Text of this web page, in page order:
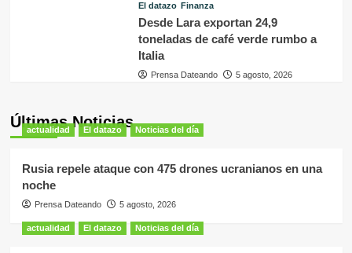
El datazo Finanza
Desde Lara exportan 24,9
toneladas de café verde rumbo a
Italia
Prensa Dateando 5 agosto, 2026
Últimas Noticias
actualidad El datazo Noticias del día
Rusia repele ataque con 475 drones ucranianos en una
noche
Prensa Dateando 5 agosto, 2026
actualidad El datazo Noticias del día